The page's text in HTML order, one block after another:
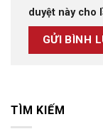
duyệt này cho
TÌM KIẾM